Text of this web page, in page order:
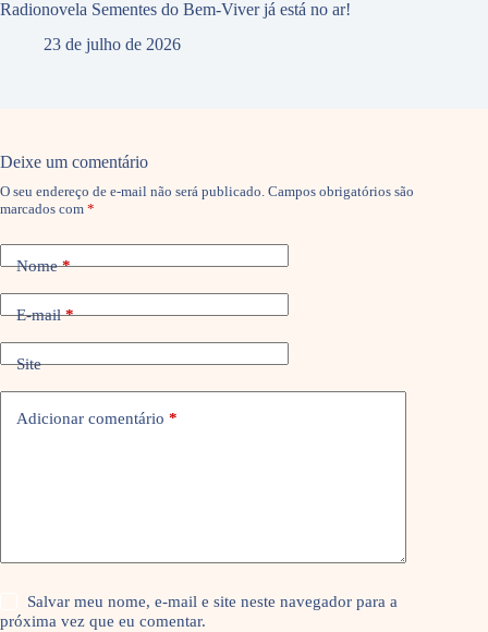
Radionovela Sementes do Bem-Viver já está no ar!
23 de julho de 2026
Deixe um comentário
O seu endereço de e-mail não será publicado. Campos obrigatórios são
marcados com *
Nome*
E-mail*
Site
Adicionar comentário *
Salvar meu nome, e-mail e site neste navegador para a
próxima vez que eu comentar.